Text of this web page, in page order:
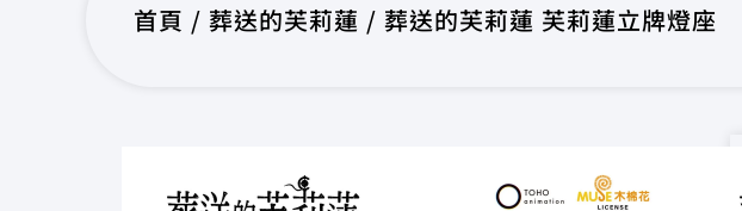
首頁 / 葬送的芙莉蓮 / 葬送的芙莉蓮 芙莉蓮立牌燈座